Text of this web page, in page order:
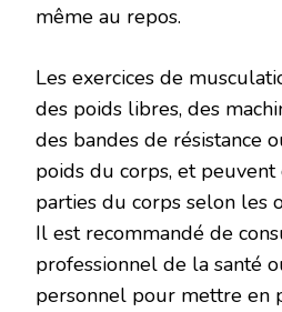
même au repos.
Les exercices de
des poids libres, des
des bandes de résistance
poids du corps, et
parties du corps selon les
Il est recommandé de
professionnel de la santé
personnel pour mettre en